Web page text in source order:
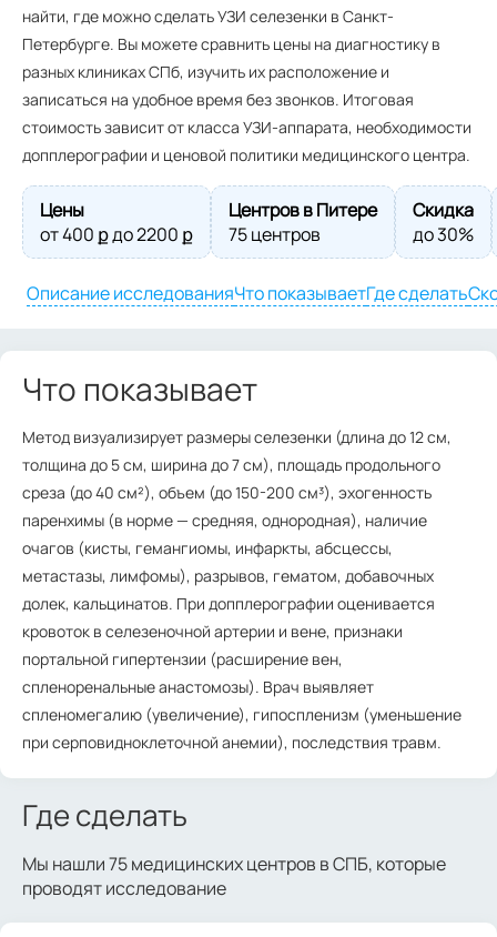
найти, где можно сделать УЗИ селезенки в Санкт-
Петербурге. Вы можете сравнить цены на диагностику в
разных клиниках СПб, изучить их расположение и
записаться на удобное время без звонков. Итоговая
стоимость зависит от класса УЗИ-аппарата, необходимости
допплерографии и ценовой политики медицинского центра.
Цены
от400 ք до2200 ք
Центров в Питере
75 центров
Скидка
до 30%
Описание исследованияЧто показываетГде сделать
Что показывает
Метод визуализирует размеры селезенки (длина до 12 см,
толщина до 5 см, ширина до 7 см), площадь продольного
среза (до 40 см²), объем (до 150-200 см³), эхогенность
паренхимы (в норме — средняя, однородная), наличие
очагов (кисты, гемангиомы, инфаркты, абсцессы,
метастазы, лимфомы), разрывов, гематом, добавочных
долек, кальцинатов. При допплерографии оценивается
кровоток в селезеночной артерии и вене, признаки
портальной гипертензии (расширение вен,
спленоренальные анастомозы). Врач выявляет
спленомегалию (увеличение), гипоспленизм (уменьшение
при серповидноклеточной анемии), последствия травм.
Где сделать
Мы нашли 75 медицинских центров в СПБ, которые
проводят исследование